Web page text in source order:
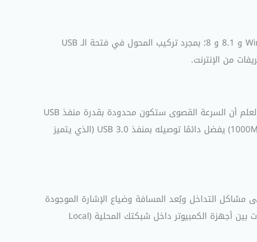
(توصيل وتشغيل مباشر) على أنظمة Windows 11 و Windows 10 و 8.1 و 8؛ بمجرد تركيب المحول في فتحة الـ USB
من الإنترنت.
نعم، المحول متوافق رجعيًا (Backward Compatible) ويعمل على منافذ USB 2.0 القديمة. ولكن يرجى العلم أن السرعة القصوى ستكون محدودة بقدرة منفذ USB
2.0 (والتي تصل إلى 480 ميجابت في الثانية كحد أقصى)، لذا للحصول على سرعة الجيجابت الكاملة (1000Mbps) يفضل دائمًا توصيله بمنفذ USB 3.0 (الذي يتميز
مشاكل التداخل وبُعد المسافة وضياع الإشارة الموجودة
في الواي فاي، كما يمنحك سرعة نقل ملفات خارقة تصل إلى 1000 ميجابت في الثانية إذا كنت تنقل بيانات بين أجهزة الكمبيوتر داخل شبكتك المحلية (Local